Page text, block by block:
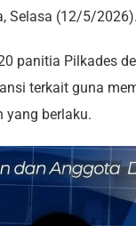
Selasa (12/5/2026).
panitia Pilkades
terkait guna
yang berlaku.